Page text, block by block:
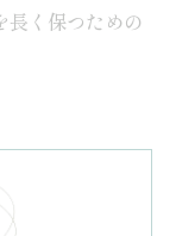
長く保つための